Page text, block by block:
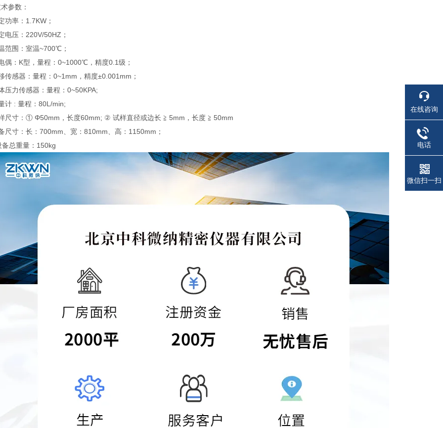
参数：
功率：1.7KW；
电压：220V/50HZ；
范围：室温~700℃；
偶：K型，量程：0~1000℃，精度0.1级；
传感器：量程：0~1mm，精度±0.001mm；
压力传感器：量程：0~50KPA;
计 : 量程：80L/min;
尺寸：① Φ50mm，长度60mm; ② 试样直径或边长 ≧ 5mm，长度 ≧ 50mm
尺寸：长：700mm、宽：810mm、高：1150mm；
备总重量：150kg
在线咨询
电话
微信扫一扫